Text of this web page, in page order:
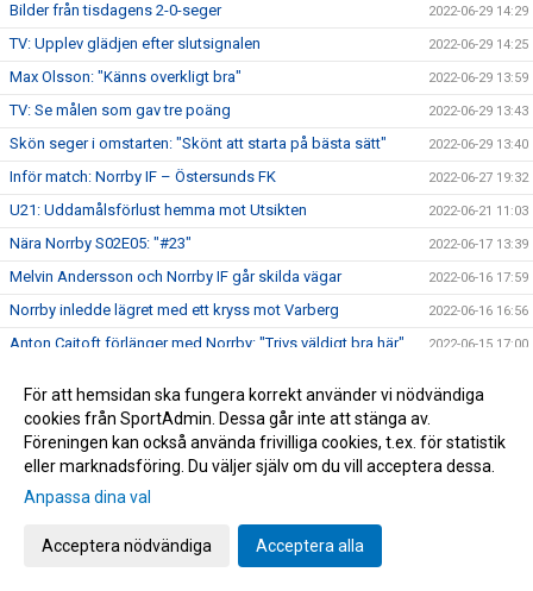
Bilder från tisdagens 2-0-seger 2022-06-29 14:29
TV: Upplev glädjen efter slutsignalen 2022-06-29 14:25
Max Olsson: "Känns overkligt bra" 2022-06-29 13:59
TV: Se målen som gav tre poäng 2022-06-29 13:43
Skön seger i omstarten: "Skönt att starta på bästa sätt" 2022-06-29 13:40
Inför match: Norrby IF – Östersunds FK 2022-06-27 19:32
U21: Uddamålsförlust hemma mot Utsikten 2022-06-21 11:03
Nära Norrby S02E05: "#23" 2022-06-17 13:39
Melvin Andersson och Norrby IF går skilda vägar 2022-06-16 17:59
Norrby inledde lägret med ett kryss mot Varberg 2022-06-16 16:56
Anton Cajtoft förlänger med Norrby: "Trivs väldigt bra här" 2022-06-15 17:00
Inga poäng när Norrby avslutade vårsäsongen
TV: Max Olsson om att äntligen vara tillbaka i truppen 2022-05-27 17:44
Inför match: IK Brage – Norrby IF 2022-05-27 17:23
Norrby IF och Abbas Mohamad går skilda vägar
U21: Tung kväll på Borås Arena
För att hemsidan ska fungera korrekt använder vi nödvändiga
cookies från SportAdmin. Dessa går inte att stänga av.
Föreningen kan också använda frivilliga cookies, t.ex. för statistik
eller marknadsföring. Du väljer själv om du vill acceptera dessa.
Anpassa dina val
Acceptera nödvändiga Acceptera alla